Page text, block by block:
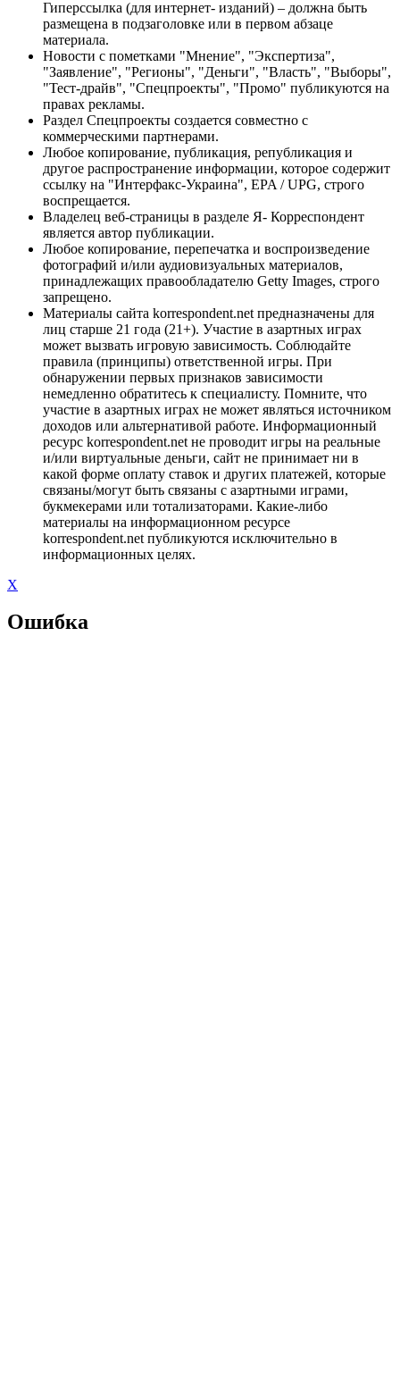
Гиперссылка (для интернет- изданий) – должна быть
размещена в подзаголовке или в первом абзаце
материала.
Новости с пометками "Мнение", "Экспертиза",
"Заявление", "Регионы", "Деньги", "Власть", "Выборы",
"Тест-драйв", "Спецпроекты", "Промо" публикуются на
правах рекламы.
Раздел Спецпроекты создается совместно с
коммерческими партнерами.
Любое копирование, публикация, републикация и
другое распространение информации, которое содержит
ссылку на "Интерфакс-Украина", EPA / UPG, строго
воспрещается.
Владелец веб-страницы в разделе Я- Корреспондент
является автор публикации.
Любое копирование, перепечатка и воспроизведение
фотографий и/или аудиовизуальных материалов,
принадлежащих правообладателю Getty Images, строго
запрещено.
Материалы сайта korrespondent.net предназначены для
лиц старше 21 года (21+). Участие в азартных играх
может вызвать игровую зависимость. Соблюдайте
правила (принципы) ответственной игры. При
обнаружении первых признаков зависимости
немедленно обратитесь к специалисту. Помните, что
участие в азартных играх не может являться источником
доходов или альтернативой работе. Информационный
ресурс korrespondent.net не проводит игры на реальные
и/или виртуальные деньги, сайт не принимает ни в
какой форме оплату ставок и других платежей, которые
связаны/могут быть связаны с азартными играми,
букмекерами или тотализаторами. Какие-либо
материалы на информационном ресурсе
korrespondent.net публикуются исключительно в
информационных целях.
X
Ошибка